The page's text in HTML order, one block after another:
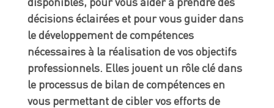
décisions éclairées et pour vous guider dans
le développement de compétences
nécessaires à la réalisation de vos objectifs
professionnels. Elles jouent un rôle clé dans
le processus de bilan de compétences en
vous permettant de cibler vos efforts de